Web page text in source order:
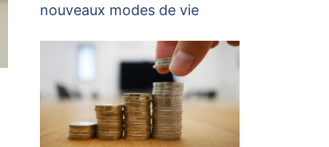
nouveaux modes de vie